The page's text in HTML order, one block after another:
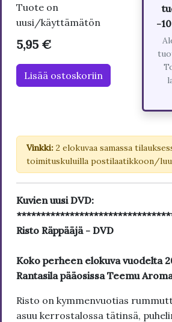
Tuote on
uusi/käyttämätön
5,95 €
Lisää ostoskoriin
-
Vinkki: 2 elokuvaa samassa
toimituskuluilla postilaatikkoon/
Kuvien uusi DVD:
Risto Räppääjä - DVD
Koko perheen elokuva vuodelta
Rantasila pääosissa Teemu
Risto on kymmenvuotias
asuu kerrostalossa tätinsä,